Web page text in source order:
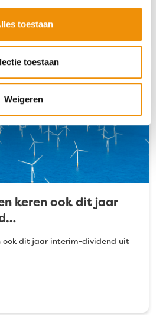
toestaan
toestaan
Weigeren
keren ook dit jaar
ook dit jaar interim-dividend uit